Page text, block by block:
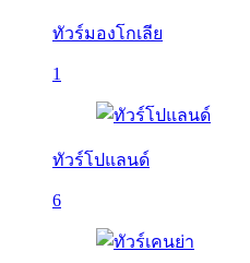
ทัวร์มองโกเลีย
1
ทัวร์โปแลนด์
6